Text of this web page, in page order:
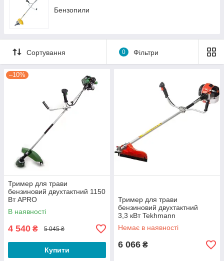
Електроінструмент
Ріжучо-свердлильний інструмент
Сумки і ящики для інструментів
Шарнірно-губцевий інструмент
Викрутки і біти
Ударно-важільний інструмент
Витратні матеріали
Бензопили
Сортування 0 Фільтри
–10%
Тример для трави
бензиновий двухтактний 1150
Вт APRO
В наявності
4 540 ₴ 5 045 ₴
Купити
Тример для трави
бензиновий двухтактний
3,3 кВт Tekhmann
Немає в наявності
6 066 ₴